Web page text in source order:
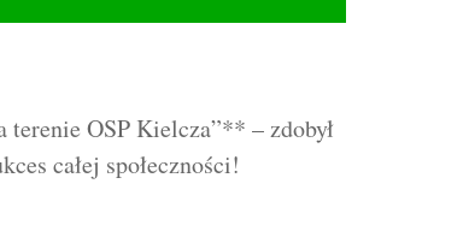
terenie OSP Kielcza”** – zdobył
całej społeczności!